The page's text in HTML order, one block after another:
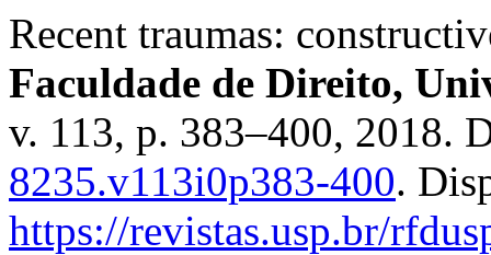
Recent traumas:
Faculdade de Direito,
v. 113, p. 383–400, 2018.
8235.v113i0p383-400.
https://revistas.usp.br/